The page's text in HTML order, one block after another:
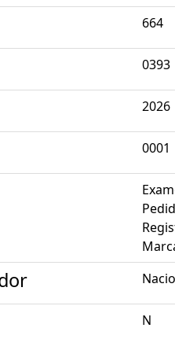
664
0393
2026
0001
N